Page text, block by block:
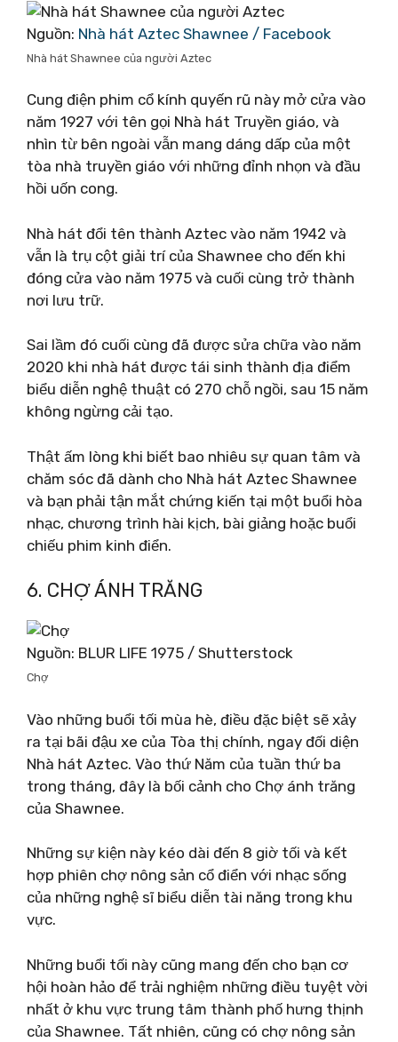
Nguồn: Nhà hát Aztec Shawnee / Facebook
Nhà hát Shawnee của người Aztec
Cung điện phim cổ kính quyến rũ này mở cửa vào
năm 1927 với tên gọi Nhà hát Truyền giáo, và
nhìn từ bên ngoài vẫn mang dáng dấp của một
tòa nhà truyền giáo với những đỉnh nhọn và đầu
hồi uốn cong.
Nhà hát đổi tên thành Aztec vào năm 1942 và
vẫn là trụ cột giải trí của Shawnee cho đến khi
đóng cửa vào năm 1975 và cuối cùng trở thành
nơi lưu trữ.
Sai lầm đó cuối cùng đã được sửa chữa vào năm
2020 khi nhà hát được tái sinh thành địa điểm
biểu diễn nghệ thuật có 270 chỗ ngồi, sau 15 năm
không ngừng cải tạo.
Thật ấm lòng khi biết bao nhiêu sự quan tâm và
chăm sóc đã dành cho Nhà hát Aztec Shawnee
và bạn phải tận mắt chứng kiến ​​​​tại một buổi hòa
nhạc, chương trình hài kịch, bài giảng hoặc buổi
chiếu phim kinh điển.
6. CHỢ ÁNH TRĂNG
Nguồn: BLUR LIFE 1975 / Shutterstock
Chợ
Vào những buổi tối mùa hè, điều đặc biệt sẽ xảy
ra tại bãi đậu xe của Tòa thị chính, ngay đối diện
Nhà hát Aztec. Vào thứ Năm của tuần thứ ba
trong tháng, đây là bối cảnh cho Chợ ánh trăng
của Shawnee.
Những sự kiện này kéo dài đến 8 giờ tối và kết
hợp phiên chợ nông sản cổ điển với nhạc sống
của những nghệ sĩ biểu diễn tài năng trong khu
vực.
Những buổi tối này cũng mang đến cho bạn cơ
hội hoàn hảo để trải nghiệm những điều tuyệt vời
nhất ở khu vực trung tâm thành phố hưng thịnh
của Shawnee. Tất nhiên, cũng có chợ nông sản